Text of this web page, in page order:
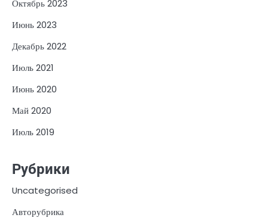
Октябрь 2023
Июнь 2023
Декабрь 2022
Июль 2021
Июнь 2020
Май 2020
Июль 2019
Рубрики
Uncategorised
Авторубрика